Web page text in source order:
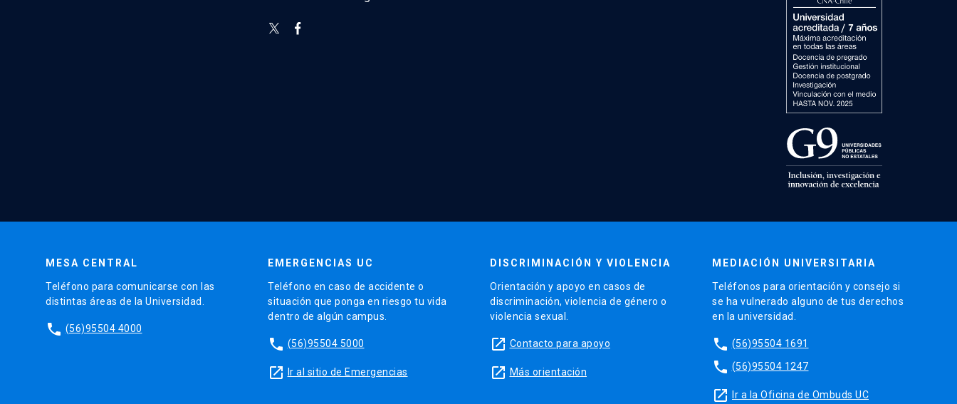
MESA CENTRAL
Teléfono para comunicarse con las
distintas áreas de la Universidad.
phone (56)95504 4000
EMERGENCIAS UC
Teléfono en caso de accidente o
situación que ponga en riesgo tu vida
dentro de algún campus.
phone (56)95504 5000
launch Ir al sitio de Emergencias
DISCRIMINACIÓN Y VIOLENCIA
Orientación y apoyo en casos de
discriminación, violencia de género o
violencia sexual.
launch Contacto para apoyo
launch Más orientación
MEDIACIÓN UNIVERSITARIA
Teléfonos para orientación y consejo si
se ha vulnerado alguno de tus derechos
en la universidad.
phone (56)95504 1691
phone (56)95504 1247
launch Ir a la Oficina de Ombuds UC